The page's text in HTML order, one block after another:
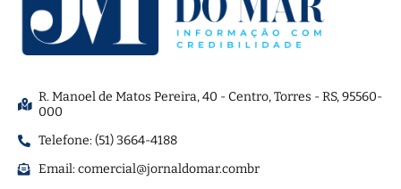
R. Manoel de Matos Pereira, 40 - Centro, Torres - RS, 95560-
000
Telefone: (51) 3664-4188
Email:comercial@jornaldomar.combr